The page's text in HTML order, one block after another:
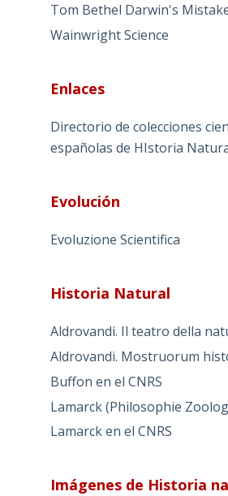
Tom Bethel Darwin's
Wainwright Science
Enlaces
Directorio de colecciones
españolas de HIstoria
Evolución
Evoluzione Scientifica
Historia Natural
Aldrovandi. Il teatro della
Aldrovandi. Mostruorum
Buffon en el CNRS
Lamarck (Philosophie
Lamarck en el CNRS
Imágenes de Historia